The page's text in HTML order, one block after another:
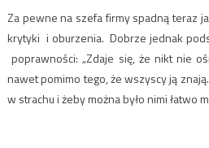
Za pewne na szefa firmy spadną teraz
krytyki i oburzenia. Dobrze jednak
poprawności: „Zdaje się, że nikt nie
nawet pomimo tego, że wszyscy ją
w strachu i żeby można było nimi łatwo